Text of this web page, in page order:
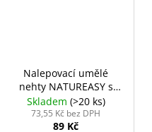
Nalepovací umělé
nehty NATUREASY s
polštářky č. 01
Skladem (>20 ks)
73,55 Kč bez DPH
89 Kč